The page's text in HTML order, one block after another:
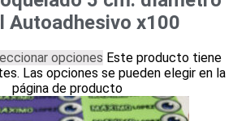
Autoadhesivo x100
opciones Este producto tiene
Las opciones se pueden elegir en la
página de producto